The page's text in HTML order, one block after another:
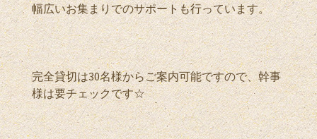
幅広いお集まりでのサポートも行っています。
完全貸切は30名様からご案内可能ですので、幹事
様は要チェックです☆